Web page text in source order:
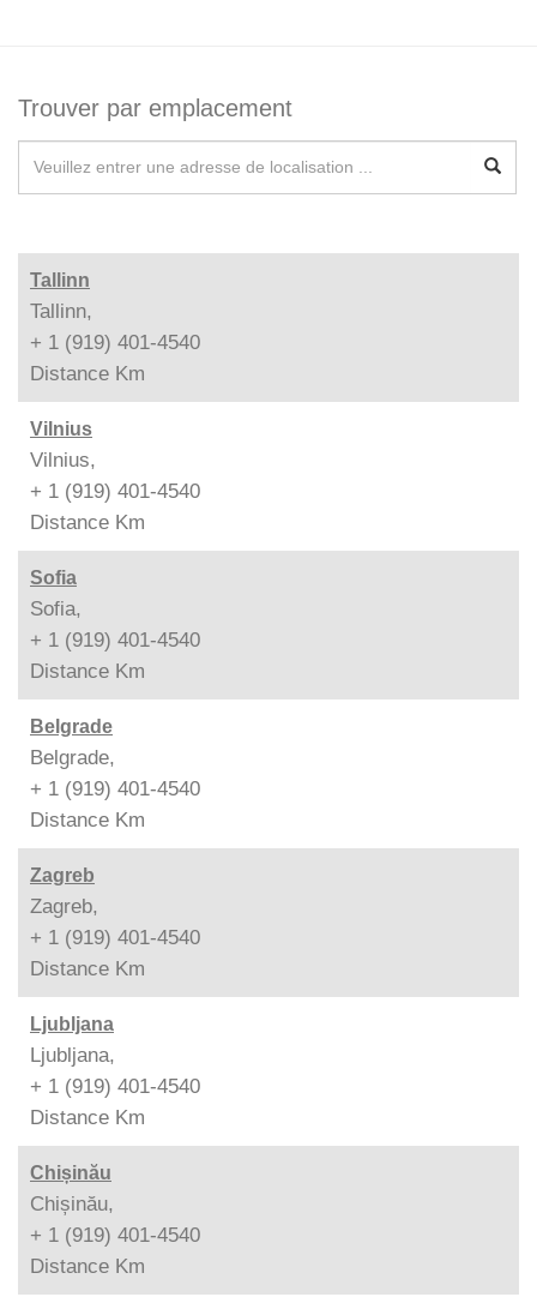
Trouver par emplacement
Tallinn
Tallinn,
+ 1 (919) 401-4540
Distance Km
Vilnius
Vilnius,
+ 1 (919) 401-4540
Distance Km
Sofia
Sofia,
+ 1 (919) 401-4540
Distance Km
Belgrade
Belgrade,
+ 1 (919) 401-4540
Distance Km
Zagreb
Zagreb,
+ 1 (919) 401-4540
Distance Km
Ljubljana
Ljubljana,
+ 1 (919) 401-4540
Distance Km
Chișinău
Chișinău,
+ 1 (919) 401-4540
Distance Km